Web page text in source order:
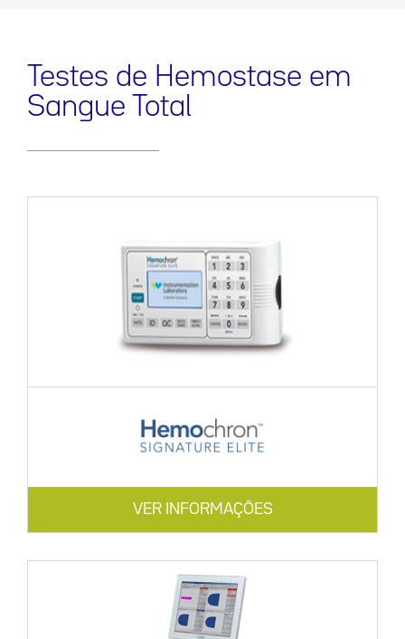
Testes de Hemostase em
Sangue Total
VER INFORMAÇÕES